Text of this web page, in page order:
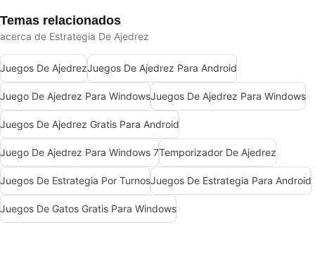
Temas relacionados
acerca de Estrategia De Ajedrez
Juegos De AjedrezJuegos De Ajedrez Para Android
Juego De Ajedrez Para WindowsJuegos De Ajedrez Para Windows
Juegos De Ajedrez Gratis Para Android
Juego De Ajedrez Para Windows 7Temporizador De Ajedrez
Juegos De Estrategia Por TurnosJuegos De Estrategia Para Android
Juegos De Gatos Gratis Para Windows